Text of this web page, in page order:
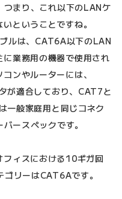
まり、これ以下のLANケ
ということですね。
ルは、CAT6A以下のLAN
業務用の機器で使用され
ンやルーターには、
が適合しており、CAT7と
一般家庭用と同じコネク
ースペックです。
フィスにおける10ギガ回
リーはCAT6Aです。